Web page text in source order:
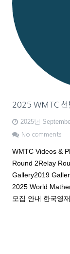
2025 WMTC 선
2025년
No comments
WMTC Videos &
Round 2Relay
Gallery2019
2025 World
모집 안내 한국영